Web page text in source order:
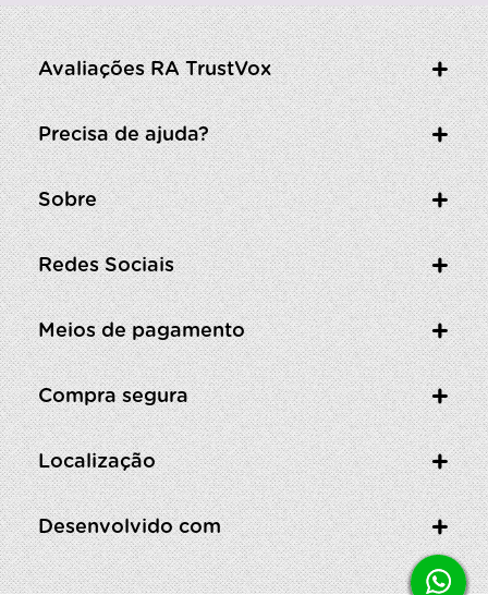
Avaliações RA TrustVox
Precisa de ajuda?
Sobre
Redes Sociais
Meios de pagamento
Compra segura
Localização
Desenvolvido com